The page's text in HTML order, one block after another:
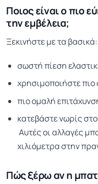
Ποιος είναι ο πιο
την εμβέλεια;
Ξεκινήστε με τα βασικά:
σωστή πίεση
χρησιμοποιήστε πιο
πιο ομαλή
κατεβάστε νωρίς
Αυτές οι αλλαγές
χιλιόμετρα στην
Πώς ξέρω αν η